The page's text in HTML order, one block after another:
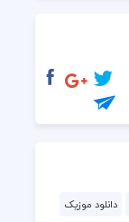
دانلود موزیک